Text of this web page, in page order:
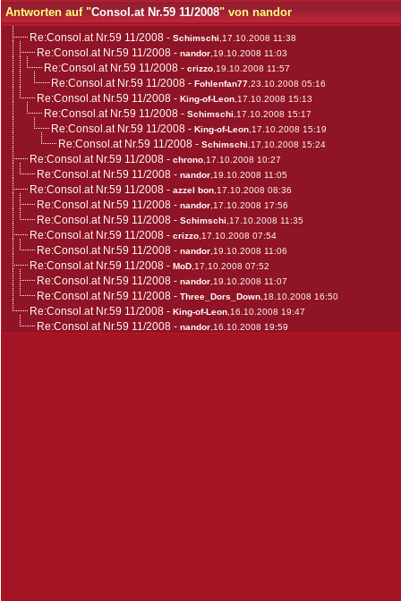
Antworten auf "Consol.at Nr.59 11/2008" von nandor
Re:Consol.at Nr.59 11/2008 - Schimschi ,17.10.2008 11:38
Re:Consol.at Nr.59 11/2008 - nandor ,19.10.2008 11:03
Re:Consol.at Nr.59 11/2008 - crizzo ,19.10.2008 11:57
Re:Consol.at Nr.59 11/2008 - Fohlenfan77 ,23.10.2008 05:16
Re:Consol.at Nr.59 11/2008 - King-of-Leon ,17.10.2008 15:13
Re:Consol.at Nr.59 11/2008 - Schimschi ,17.10.2008 15:17
Re:Consol.at Nr.59 11/2008 - King-of-Leon ,17.10.2008 15:19
Re:Consol.at Nr.59 11/2008 - Schimschi ,17.10.2008 15:24
Re:Consol.at Nr.59 11/2008 - chrono ,17.10.2008 10:27
Re:Consol.at Nr.59 11/2008 - nandor ,19.10.2008 11:05
Re:Consol.at Nr.59 11/2008 - azzel bon ,17.10.2008 08:36
Re:Consol.at Nr.59 11/2008 - nandor ,17.10.2008 17:56
Re:Consol.at Nr.59 11/2008 - Schimschi ,17.10.2008 11:35
Re:Consol.at Nr.59 11/2008 - crizzo ,17.10.2008 07:54
Re:Consol.at Nr.59 11/2008 - nandor ,19.10.2008 11:06
Re:Consol.at Nr.59 11/2008 - MoD ,17.10.2008 07:52
Re:Consol.at Nr.59 11/2008 - nandor ,19.10.2008 11:07
Re:Consol.at Nr.59 11/2008 - Three_Dors_Down ,18.10.2008 16:50
Re:Consol.at Nr.59 11/2008 - King-of-Leon ,16.10.2008 19:47
Re:Consol.at Nr.59 11/2008 - nandor ,16.10.2008 19:59